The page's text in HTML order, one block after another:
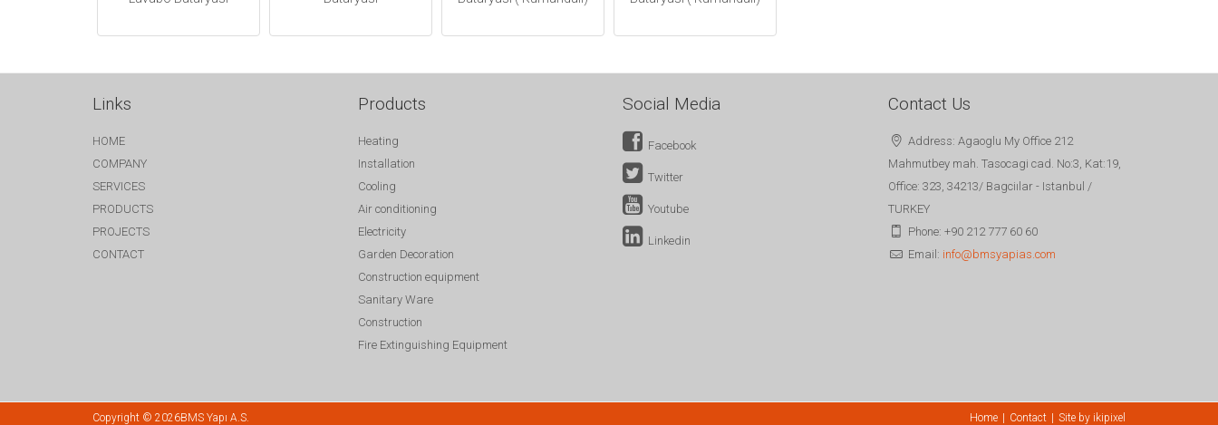
Links
HOME
COMPANY
SERVICES
PRODUCTS
PROJECTS
CONTACT
Products
Heating
Installation
Cooling
Air conditioning
Electricity
Garden Decoration
Construction equipment
Sanitary Ware
Construction
Fire Extinguishing Equipment
Social Media
Facebook
Twitter
Youtube
Linkedin
Contact Us
Address: Agaoglu My Office 212
Mahmutbey mah. Tasocagi cad. No:3, Kat:19,
Office: 323, 34213/ Bagciılar - Istanbul /
TURKEY
Phone: +90 212 777 60 60
Email: info@bmsyapias.com
Copyright © 2026BMS Yapı A.S. Home Contact Site by ikipixel